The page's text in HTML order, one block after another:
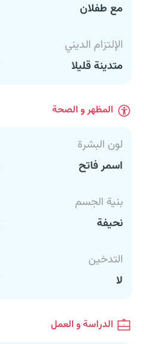
مع طفلان
الإلتزام الديني
متدينة قليلا
المظهر و الصحة
لون البشرة
اسمر فاتح
بنية الجسم
نحيفة
التدخين
لا
الدراسة و العمل